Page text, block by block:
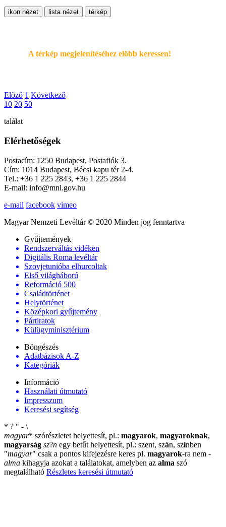
ikon nézet lista nézet térkép
A térkép megjelenítéséhez elöbb keressen!
Előző 1 Következő
10 20 50
találat
Elérhetőségek
Postacím: 1250 Budapest, Postafiók 3.
Cím: 1014 Budapest, Bécsi kapu tér 2-4.
Tel.: +36 1 225 2843, +36 1 225 2844
E-mail: info@mnl.gov.hu
e-mail facebook vimeo
Magyar Nemzeti Levéltár © 2020 Minden jog fenntartva
Gyűjtemények
Rendszerváltás vidéken
Digitális Roma levéltár
Szovjetunióba elhurcoltak
Első világháború
Reformáció 500
Családtörténet
Helytörténet
Középkori gyűjtemény
Pártiratok
Külügyminisztérium
Böngészés
Adatbázisok A-Z
Kategóriák
Információ
Használati útmutató
Impresszum
Keresési segítség
* ? " - \
magyar* szórészletet helyettesít, pl.: magyarok, magyaroknak,
magyarság sz?n egy betűt helyettesít, pl.: szent, szán, színben
"magyar" csak a pontos kifejezésre keres pl. magyarok-ra nem -
alma kihagyja azokat a találatokat, amelyben az alma szó
megtalálható Részletes keresési útmutató